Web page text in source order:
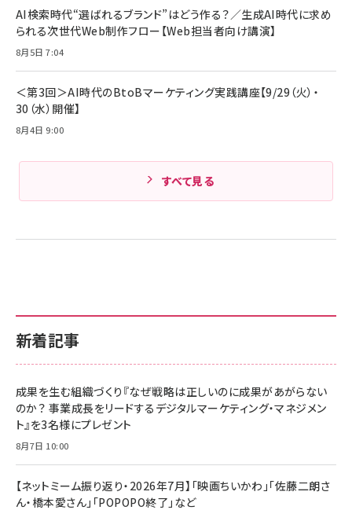
新着記事
成果を生む組織づくり『なぜ戦略は正しいのに成果があがらない
のか？ 事業成長をリードするデジタルマーケティング・マネジメン
ト』を3名様にプレゼント
8月7日 10:00
【ネットミーム振り返り・2026年7月】「映画ちいかわ」「佐藤二朗さ
ん・橋本愛さん」「POPOPO終了」など
AI検索時代“選ばれるブランド”はどう作る？／生成AI時代に求め
られる次世代Web制作フロー【Web担当者向け講演】
8月5日 7:04
＜第3回＞AI時代のBtoBマーケティング実践講座【9/29（火）・
30（水）開催】
8月4日 9:00
すべて見る